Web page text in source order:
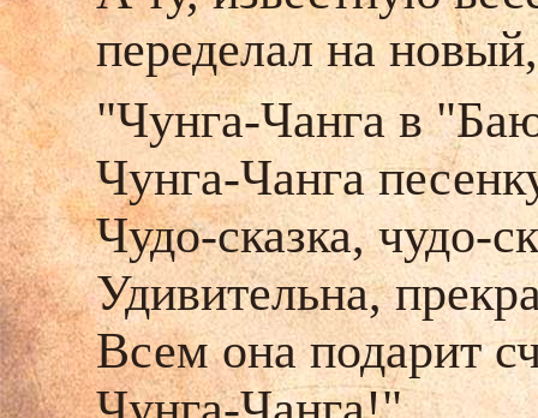
переделал на
"Чунга-Чанга в
Чунга-Чанга
Чудо-сказка, чудо-
Удивительна,
Всем она подарит